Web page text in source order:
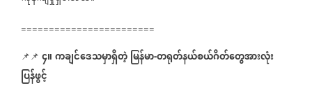
========================
📌📌 ၄။ကချင်ဒေသမှာရှိတဲ့မြန်မာ-တရုတ်နယ်စယ်ဂိတ်တွေအားလုံး
ပြန်ဖွင့်